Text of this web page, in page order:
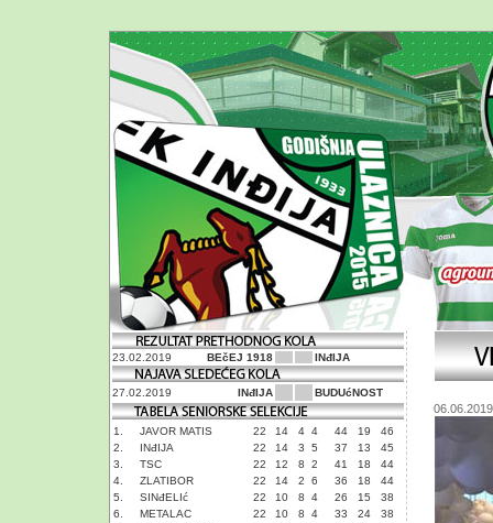
23.02.2019 BEčEJ 1918 INđIJA
27.02.2019 INđIJA BUDUćNOST
1. JAVOR MATIS 22 14 4 4 44 19
46
2.
INđIJA 22 14 3 5 37 13
45
3.
TSC 22 12 8 2 41 18
44
4.
ZLATIBOR 22 14 2 6 36 18
44
5.
SINđELIć 22 10 8 4 26 15
38
6.
METALAC 22 10 8 4 33 24
38
06.06.2019